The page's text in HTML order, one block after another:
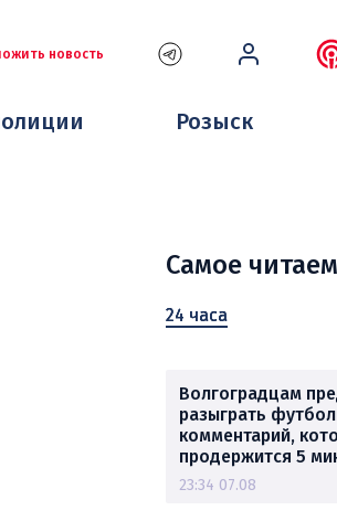
новость
Розыск
Самое
24 часа
Волгоградцам
разыграть
комментарий,
продержится 5
23:34 07.08